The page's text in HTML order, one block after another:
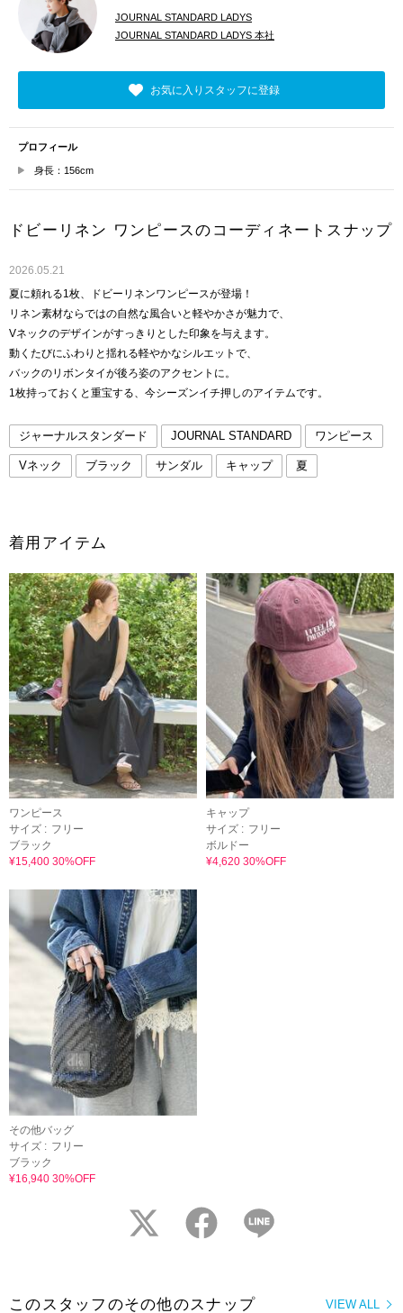
JOURNAL STANDARD LADYS
JOURNAL STANDARD LADYS 本社
お気に入りスタッフに登録
プロフィール
身長：156cm
ドビーリネン ワンピースのコーディネートスナップ
2026.05.21
夏に頼れる1枚、ドビーリネンワンピースが登場！
リネン素材ならではの自然な風合いと軽やかさが魅力で、
Vネックのデザインがすっきりとした印象を与えます。
動くたびにふわりと揺れる軽やかなシルエットで、
バックのリボンタイが後ろ姿のアクセントに。
1枚持っておくと重宝する、今シーズンイチ押しのアイテムです。
ジャーナルスタンダード JOURNAL STANDARD ワンピース
Vネック ブラック サンダル キャップ 夏
着用アイテム
ワンピース
サイズ : フリー
ブラック
¥15,400 30%OFF
キャップ
サイズ : フリー
ボルドー
¥4,620 30%OFF
その他バッグ
サイズ : フリー
ブラック
¥16,940 30%OFF
twitter facebook
VIEW ALL
このスタッフのその他のスナップ